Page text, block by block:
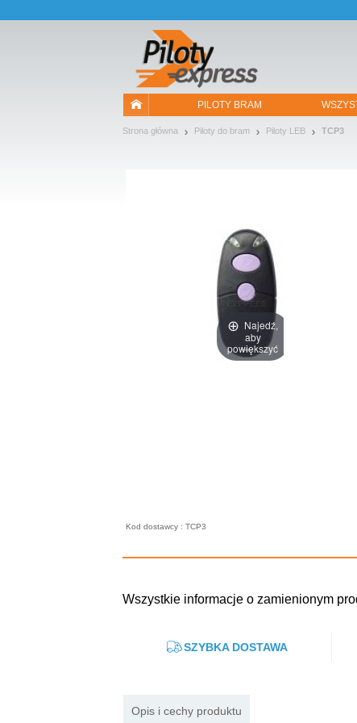
PILOTY BRAM
Strona główna Piloty do bram Piloty LEB TCP3
Najedź,
aby
powiększyć
Kod dostawcy : TCP3
Wszystkie informacje o zamienionym
SZYBKA DOSTAWA
Opis i cechy produktu